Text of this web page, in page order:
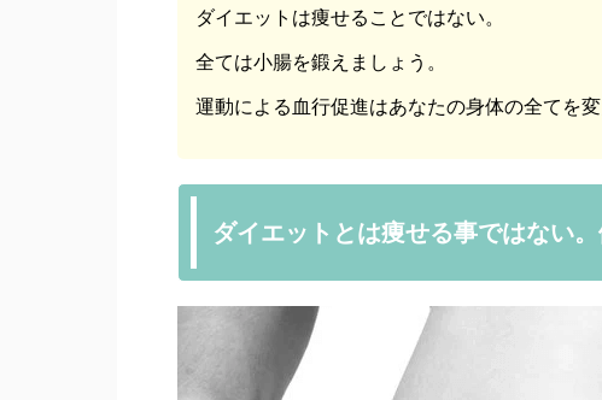
ダイエットは痩せることではない。
全ては小腸を鍛えましょう。
運動による血行促進はあなたの身体の全てを変
ダイエットとは痩せる事ではない